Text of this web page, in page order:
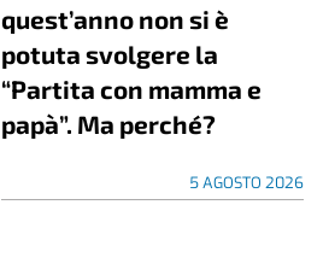
quest’anno non si è
potuta svolgere la
“Partita con mamma e
papà”. Ma perché?
5 AGOSTO 2026